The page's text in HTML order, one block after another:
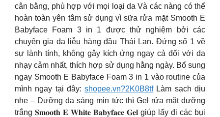
cân bằng, phù hợp với mọi loại da Và các nàng có thể
hoàn toàn yên tâm sử dụng vì sữa rửa mặt Smooth E
Babyface Foam 3 in 1 được thử nghiệm bởi các
chuyên gia da liễu hàng đầu Thái Lan. Đứng số 1 về
sự lành tính, không gây kích ứng ngay cả đối với da
nhạy cảm nhất, thích hợp sử dụng hằng ngày. Bổ sung
ngay Smooth E Babyface Foam 3 in 1 vào routine của
mình ngay tại đây:shopee.vn?2K0B8tfLàm sạch dịu
nhẹ – Dưỡng da sáng mịn tức thì Gel rửa mặt dưỡng
trắng 𝐒𝐦𝐨𝐨𝐭𝐡 𝐄 𝐖𝐡𝐢𝐭𝐞 𝐁𝐚𝐛𝐲𝐟𝐚𝐜𝐞 𝐆𝐞𝐥 giúp lấy đi các bụi